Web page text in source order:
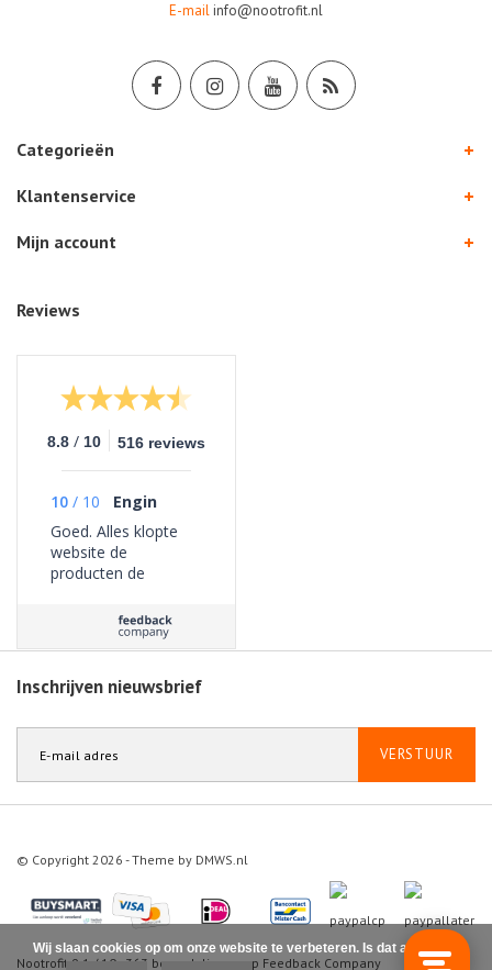
E-mailinfo@nootrofit.nl
Categorieën
Klantenservice
Mijn account
Reviews
8.8 / 10 516 reviews
10 / 10
Engin
Goed. Alles klopte
website de
producten de
problemen ervaren.
Inschrijven nieuwsbrief
VERSTUUR
© Copyright 2026 - Theme by DMWS.nl
Nootrofit 9.1 / 10 363 beoordelingen op Feedback Company
Wij slaan cookies op om onze website te verbeteren. Is dat akkoord?